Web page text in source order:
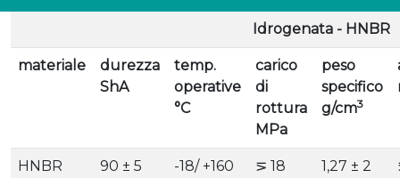
Idrogenata - HNBR
materiale
durezza
ShA
temp.
operative
°C
carico
di
rottura
MPa
peso
specifico
g/cm3
HNBR
90 ± 5 -18/ +160 ⋝ 18 1,27 ± 2